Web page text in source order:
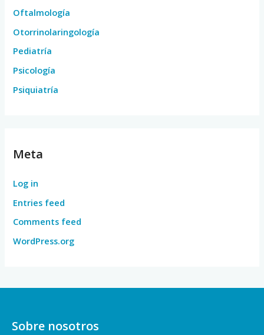
Oftalmología
Otorrinolaringología
Pediatría
Psicología
Psiquiatría
Meta
Log in
Entries feed
Comments feed
WordPress.org
Sobre nosotros